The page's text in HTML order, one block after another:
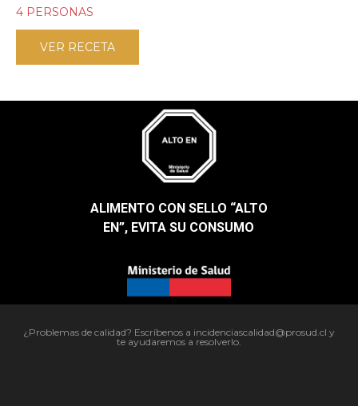
4 PERSONAS
VER RECETA
ALIMENTO CON SELLO “ALTO
EN”, EVITA SU CONSUMO​
¿Problemas de calidad? Escríbenos a incidenciascalidad@prosud.cl y
te ayudaremos a resolverlo.